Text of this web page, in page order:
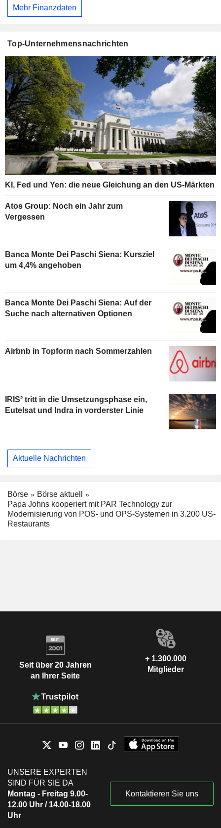
Mehr Finanzdaten
Top-Unternehmensnachrichten
KI, Fed und Yen: die neue Gleichung an den US-Märkten
Atos Group: Noch ein Jahr zum
Vergessen
Banca Monte Dei Paschi Siena: Kursziel
um 4,4% angehoben
Banca Monte Dei Paschi Siena: Auf der
Suche nach alternativen Optionen
Airbnb in Topform nach Sommerzahlen
IRIS² tritt in die Umsetzungsphase ein,
Eutelsat und Indra in vorderster Linie
Aktuelle Nachrichten
Börse
Börse aktuell
Papa Johns kooperiert mit PAR Technology zur
Modernisierung von POS- und OPS-Systemen in 3.200 US-
Restaurants
Seit über 20 Jahren
an Ihrer Seite
+ 1.300.000
Mitglieder
UNSERE EXPERTEN
SIND FÜR SIE DA
Montag - Freitag 9.00-
12.00 Uhr / 14.00-18.00
Uhr
Kontaktieren Sie uns